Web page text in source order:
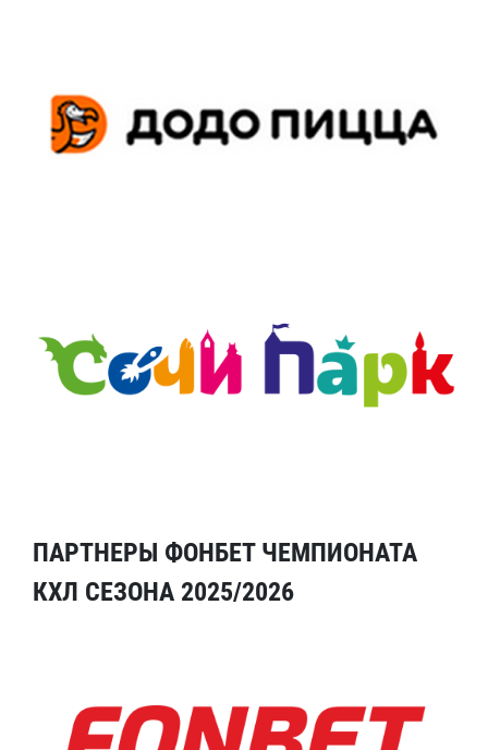
ПАРТНЕРЫ ФОНБЕТ ЧЕМПИОНАТА
КХЛ СЕЗОНА 2025/2026